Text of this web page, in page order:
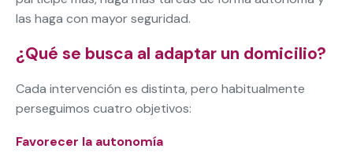
las haga con mayor seguridad.
¿Qué se busca al adaptar un domicilio?
Cada intervención es distinta, pero habitualmente
perseguimos cuatro objetivos:
Favorecer la autonomía